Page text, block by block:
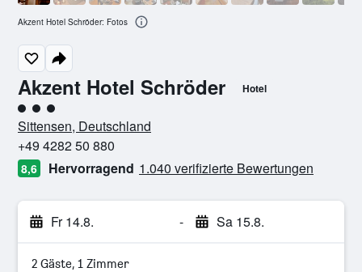
Akzent Hotel Schröder Hotel
Bewertungskategorie 3
Sittensen, Deutschland
+49 4282 50 880
8,6 Hervorragend 1.040 verifizierte Bewertungen
Fr 14.8. - Sa 15.8.
2 Gäste, 1 Zimmer
Akzent Hotel Schröder: Fotos